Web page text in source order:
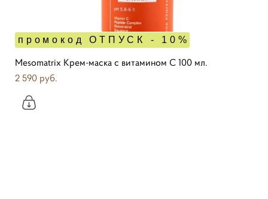
промокод ОТПУСК - 10%
Mesomatrix Крем-маска с витамином С 100 мл.
2 590 pуб.